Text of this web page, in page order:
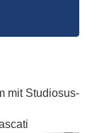
mit Studiosus-